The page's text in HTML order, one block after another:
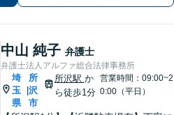
中山 純子 弁護士
弁護士法人アルファ総合法律事務所
埼
玉
県
所
沢
市
所沢駅 か
ら徒歩1分
営業時間：09:00~2
0:00（平日）